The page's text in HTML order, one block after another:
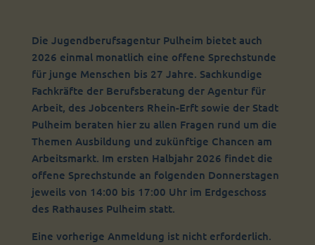
Die Jugendberufsagentur Pulheim bietet auch
2026 einmal monatlich eine offene Sprechstunde
für junge Menschen bis 27 Jahre. Sachkundige
Fachkräfte der Berufsberatung der Agentur für
Arbeit, des Jobcenters Rhein-Erft sowie der Stadt
Pulheim beraten hier zu allen Fragen rund um die
Themen Ausbildung und zukünftige Chancen am
Arbeitsmarkt. Im ersten Halbjahr 2026 findet die
offene Sprechstunde an folgenden Donnerstagen
jeweils von 14:00 bis 17:00 Uhr im Erdgeschoss
des Rathauses Pulheim statt.
Eine vorherige Anmeldung ist nicht erforderlich.